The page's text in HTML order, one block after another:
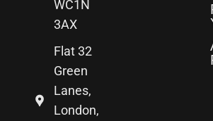
WC1N
3AX
Flat 32
Green
Lanes,
London,